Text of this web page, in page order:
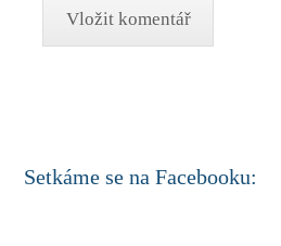
Setkáme se na Facebooku: